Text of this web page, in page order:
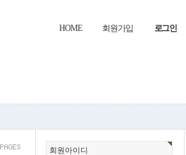
HOME 회원가입 로그인
회원아이디